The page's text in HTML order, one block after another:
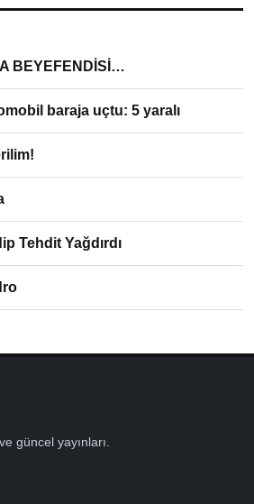
BEYEFENDİSİ…
baraja uçtu: 5 yaralı
Tehdit Yağdırdı
güncel yayınları.